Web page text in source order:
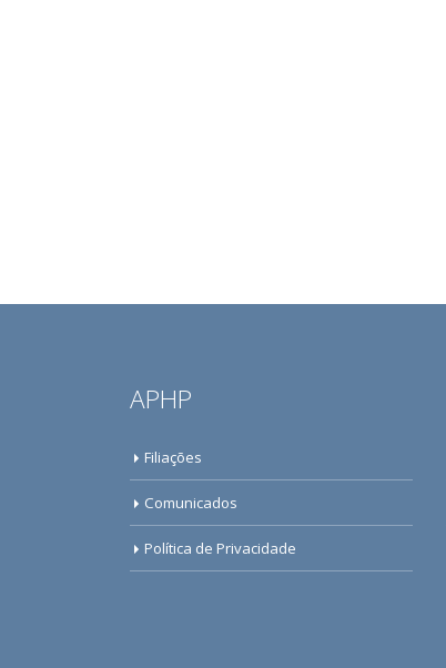
APHP
Filiações
Comunicados
Política de Privacidade